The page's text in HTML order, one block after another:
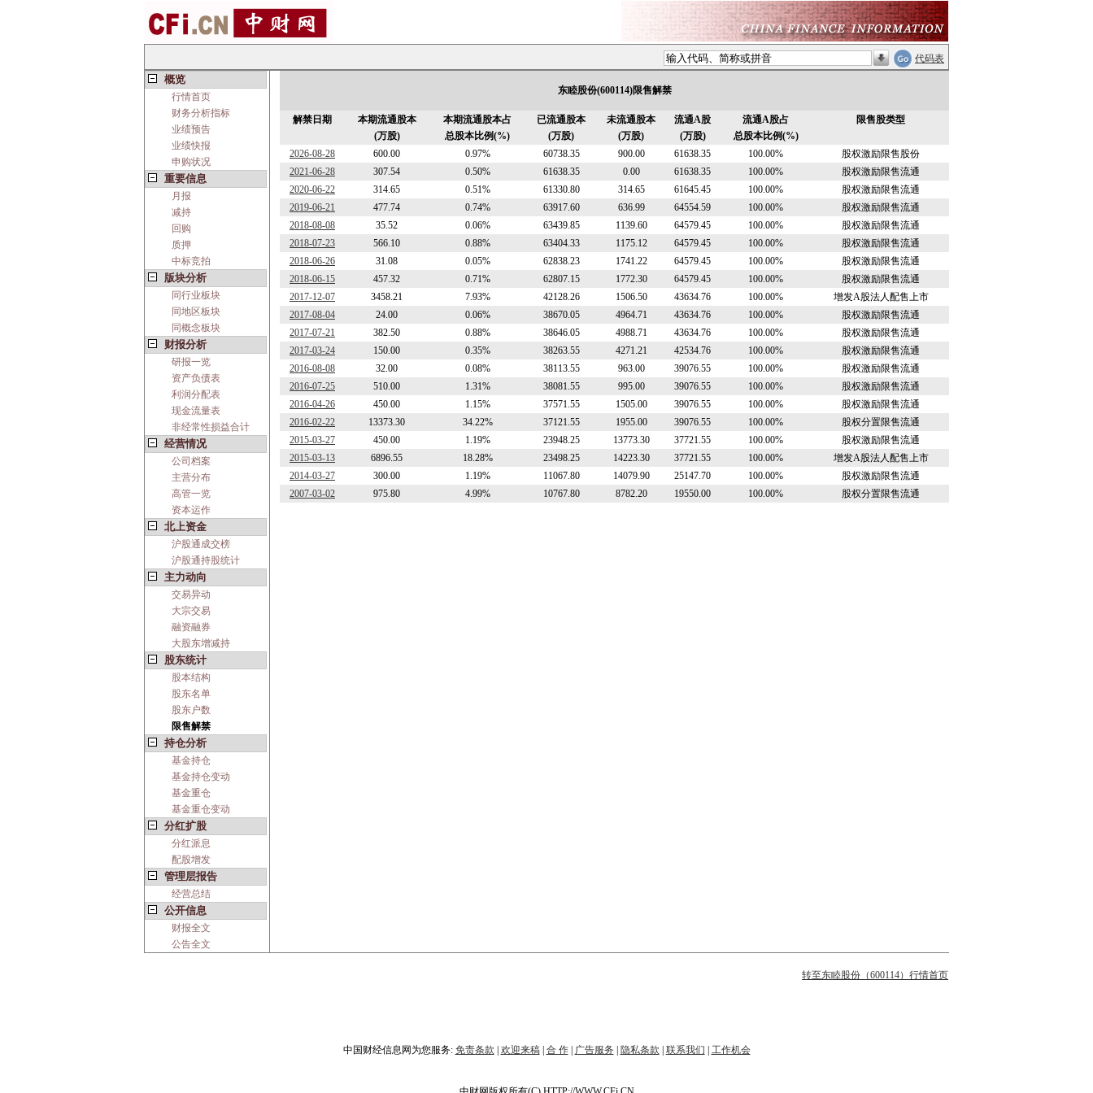
代码表
概览
行情首页
财务分析指标
业绩预告
业绩快报
申购状况
重要信息
月报
减持
回购
质押
中标竞拍
版块分析
同行业板块
同地区板块
同概念板块
财报分析
研报一览
资产负债表
利润分配表
现金流量表
非经常性损益合计
经营情况
公司档案
主营分布
高管一览
资本运作
北上资金
沪股通成交榜
沪股通持股统计
主力动向
交易异动
大宗交易
融资融券
大股东增减持
股东统计
股本结构
股东名单
股东户数
限售解禁
持仓分析
基金持仓
基金持仓变动
基金重仓
基金重仓变动
分红扩股
分红派息
配股增发
管理层报告
经营总结
公开信息
财报全文
公告全文
东睦股份(600114)限售解禁
解禁日期
本期流通股本
(万股)
本期流通股本占
总股本比例(%)
已流通股本
(万股)
未流通股本
(万股)
流通A股
(万股)
流通A股占
总股本比例(%)
限售股类型
2026-08-28 600.00 0.97% 60738.35 900.00 61638.35 100.00%
股权激励限售股份
2021-06-28
307.54 0.50% 61638.35 0.00 61638.35 100.00%
股权激励限售流通
2020-06-22
314.65 0.51% 61330.80 314.65 61645.45 100.00%
股权激励限售流通
2019-06-21
477.74 0.74% 63917.60 636.99 64554.59 100.00%
股权激励限售流通
2018-08-08
35.52 0.06% 63439.85 1139.60 64579.45 100.00%
股权激励限售流通
2018-07-23
566.10 0.88% 63404.33 1175.12 64579.45 100.00%
股权激励限售流通
2018-06-26
31.08 0.05% 62838.23 1741.22 64579.45 100.00%
股权激励限售流通
2018-06-15
457.32 0.71% 62807.15 1772.30 64579.45 100.00%
股权激励限售流通
2017-12-07
3458.21 7.93% 42128.26 1506.50 43634.76 100.00%
增发A股法人配售上市
2017-08-04
24.00 0.06% 38670.05 4964.71 43634.76 100.00%
股权激励限售流通
2017-07-21
382.50 0.88% 38646.05 4988.71 43634.76 100.00%
股权激励限售流通
2017-03-24
150.00 0.35% 38263.55 4271.21 42534.76 100.00%
股权激励限售流通
2016-08-08
32.00 0.08% 38113.55 963.00 39076.55 100.00%
股权激励限售流通
2016-07-25
510.00 1.31% 38081.55 995.00 39076.55 100.00%
股权激励限售流通
2016-04-26
450.00 1.15% 37571.55 1505.00 39076.55 100.00%
股权激励限售流通
2016-02-22
13373.30 34.22% 37121.55 1955.00 39076.55 100.00%
股权分置限售流通
2015-03-27
450.00 1.19% 23948.25 13773.30 37721.55 100.00%
股权激励限售流通
2015-03-13
6896.55 18.28% 23498.25 14223.30 37721.55 100.00%
增发A股法人配售上市
2014-03-27
300.00 1.19% 11067.80 14079.90 25147.70 100.00%
股权激励限售流通
2007-03-02
975.80 4.99% 10767.80 8782.20 19550.00 100.00% 股权分置限售流通
转至东睦股份（600114）行情首页
中国财经信息网为您服务: 免责条款 欢迎来稿| 合 作| 广告服务 隐私条款 联系我们 工作机会